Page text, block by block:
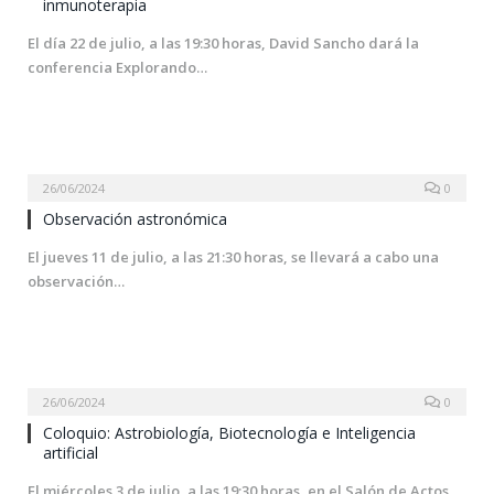
inmunoterapia
El día 22 de julio, a las 19:30 horas, David Sancho dará la
conferencia Explorando…
26/06/2024 0
Observación astronómica
El jueves 11 de julio, a las 21:30 horas, se llevará a cabo una
observación…
26/06/2024 0
Coloquio: Astrobiología, Biotecnología e Inteligencia
artificial